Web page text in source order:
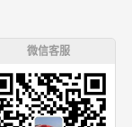
微信客服